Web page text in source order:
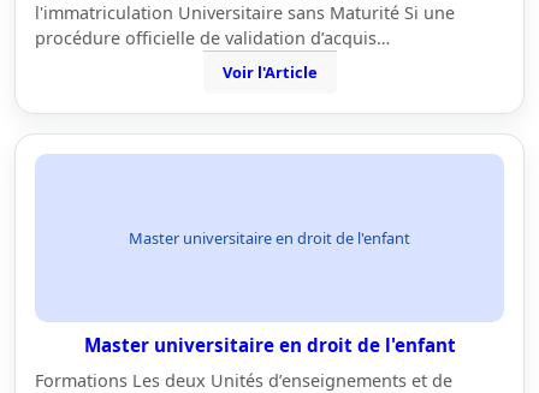
l'immatriculation Universitaire sans Maturité Si une
procédure officielle de validation d’acquis…
Voir l'Article
Master universitaire en droit de l'enfant
Master universitaire en droit de l'enfant
Formations Les deux Unités d’enseignements et de